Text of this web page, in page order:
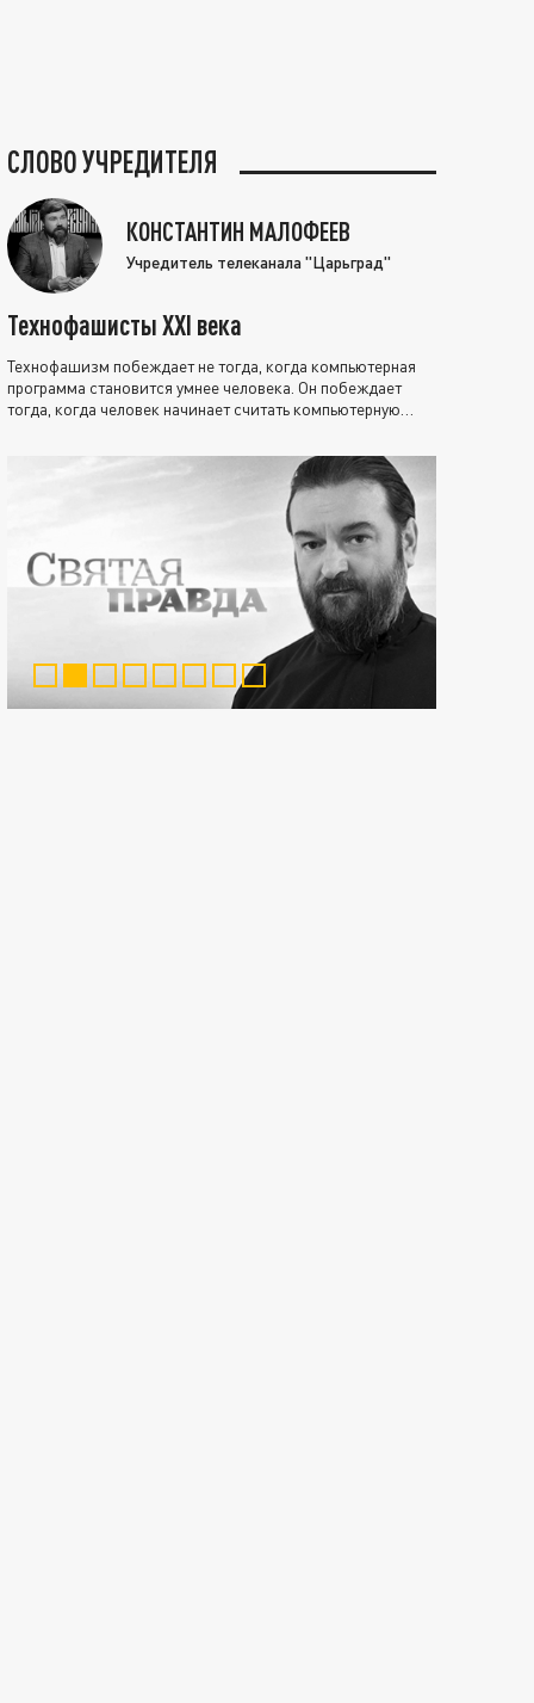
СЛОВО УЧРЕДИТЕЛЯ
КОНСТАНТИН МАЛОФЕЕВ
Учредитель телеканала "Царьград"
Технофашисты XXI века
Технофашизм побеждает не тогда, когда компьютерная
программа становится умнее человека. Он побеждает
тогда, когда человек начинает считать компьютерную